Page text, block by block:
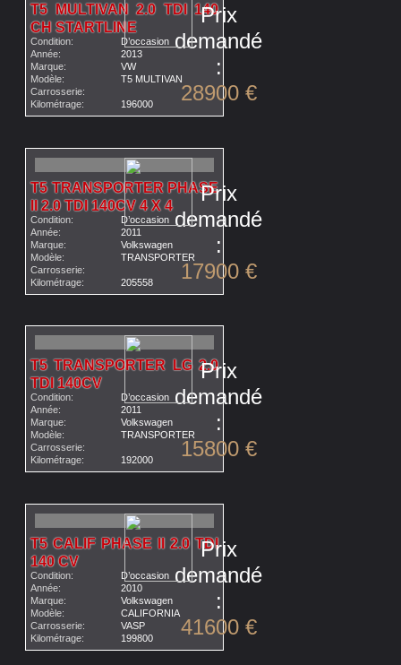
T5 MULTIVAN 2.0 TDI 140
CH STARTLINE
Condition:
D’occasion
Année:
2013
Marque:
VW
Modèle:
T5 MULTIVAN
Carrosserie:
Kilométrage:
196000
Prix
demandé
:
28900 €
T5 TRANSPORTER PHASE
II 2.0 TDI 140CV 4 X 4
Condition:
D’occasion
Année:
2011
Marque:
Volkswagen
Modèle:
TRANSPORTER
Carrosserie:
Kilométrage:
205558
Prix
demandé
:
17900 €
T5 TRANSPORTER LG 2.0
TDI 140CV
Condition:
D’occasion
Année:
2011
Marque:
Volkswagen
Modèle:
TRANSPORTER
Carrosserie:
Kilométrage:
192000
Prix
demandé
:
15800 €
T5 CALIF PHASE II 2.0 TDI
140 CV
Condition:
D’occasion
Année:
2010
Marque:
Volkswagen
Modèle:
CALIFORNIA
Carrosserie:
VASP
Kilométrage:
199800
Prix
demandé
:
41600 €